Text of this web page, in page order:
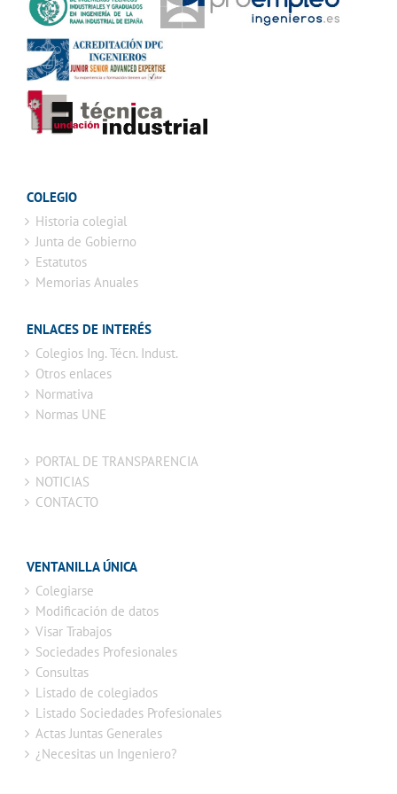
COLEGIO
Historia colegial
Junta de Gobierno
Estatutos
Memorias Anuales
ENLACES DE INTERÉS
Colegios Ing. Técn. Indust.
Otros enlaces
Normativa
Normas UNE
PORTAL DE TRANSPARENCIA
NOTICIAS
CONTACTO
VENTANILLA ÚNICA
Colegiarse
Modificación de datos
Visar Trabajos
Sociedades Profesionales
Consultas
Listado de colegiados
Listado Sociedades Profesionales
Actas Juntas Generales
¿Necesitas un Ingeniero?